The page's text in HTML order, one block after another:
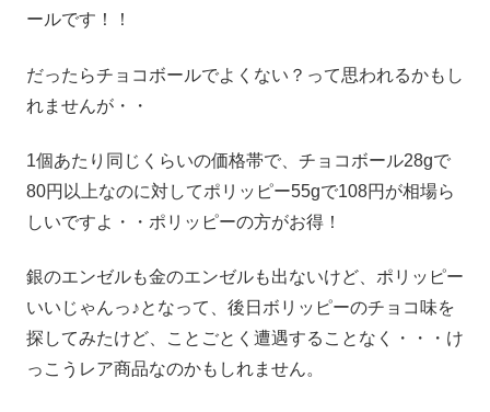
ールです！！
だったらチョコボールでよくない？って思われるかもし
れませんが・・
1個あたり同じくらいの価格帯で、チョコボール28gで
80円以上なのに対してポリッピー55gで108円が相場ら
しいですよ・・ポリッピーの方がお得！
銀のエンゼルも金のエンゼルも出ないけど、ポリッピー
いいじゃんっ♪となって、後日ボリッピーのチョコ味を
探してみたけど、ことごとく遭遇することなく・・・け
っこうレア商品なのかもしれません。